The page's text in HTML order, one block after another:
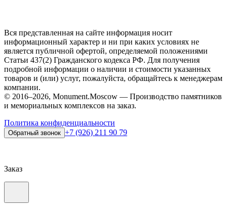
Вся представленная на сайте информация носит
информационный характер и ни при каких условиях не
является публичной офертой, определяемой положениями
Статьи 437(2) Гражданского кодекса РФ. Для получения
подробной информации о наличии и стоимости указанных
товаров и (или) услуг, пожалуйста, обращайтесь к менеджерам
компании.
© 2016–2026, Monument.Moscow — Производство памятников
и мемориальных комплексов на заказ.
Политика конфиденциальности
Обратный звонок +7 (926) 211 90 79
Заказ